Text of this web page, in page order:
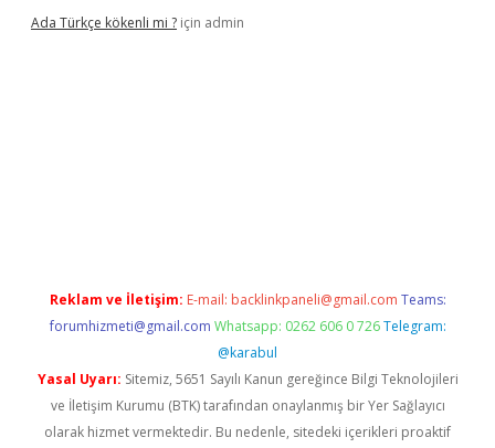
Ada Türkçe kökenli mi ? için admin
Reklam ve İletişim: E-mail: backlinkpaneli@gmail.com Teams:
forumhizmeti@gmail.com Whatsapp: 0262 606 0 726 Telegram:
@karabul
Yasal Uyarı: Sitemiz, 5651 Sayılı Kanun gereğince Bilgi Teknolojileri
ve İletişim Kurumu (BTK) tarafından onaylanmış bir Yer Sağlayıcı
olarak hizmet vermektedir. Bu nedenle, sitedeki içerikleri proaktif